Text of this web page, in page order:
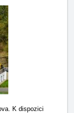
K dispozici